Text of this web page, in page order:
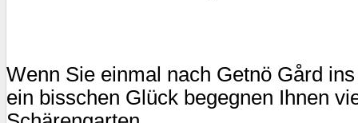
Wenn Sie einmal nach Getnö Gård ins
ein bisschen Glück begegnen Ihnen